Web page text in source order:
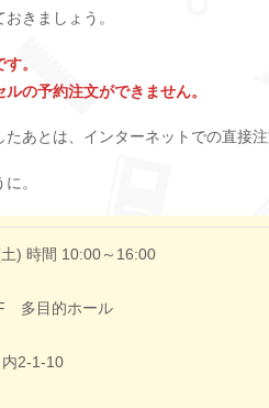
きましょう。
。
の予約注文ができません。
あとは、インターネットでの直接注
。
) 時間 10:00～16:00
多目的ホール
2-1-10